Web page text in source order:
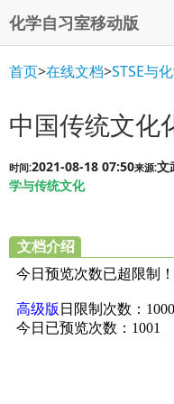
化学自习室移动版
首页>在线文档>STSE与
中国传统文化
时间:2021-08-18 07:50来源:文
学与传统文化
文档介绍